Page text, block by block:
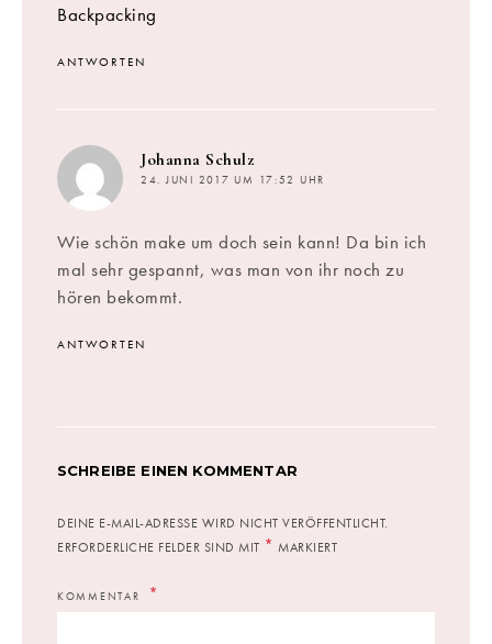
Backpacking
ANTWORTEN
Johanna Schulz
24. JUNI 2017 UM 17:52 UHR
Wie schön make um doch sein kann! Da bin ich
mal sehr gespannt, was man von ihr noch zu
hören bekommt.
ANTWORTEN
SCHREIBE EINEN KOMMENTAR
DEINE E-MAIL-ADRESSE WIRD NICHT VERÖFFENTLICHT.
ERFORDERLICHE FELDER SIND MIT * MARKIERT
KOMMENTAR